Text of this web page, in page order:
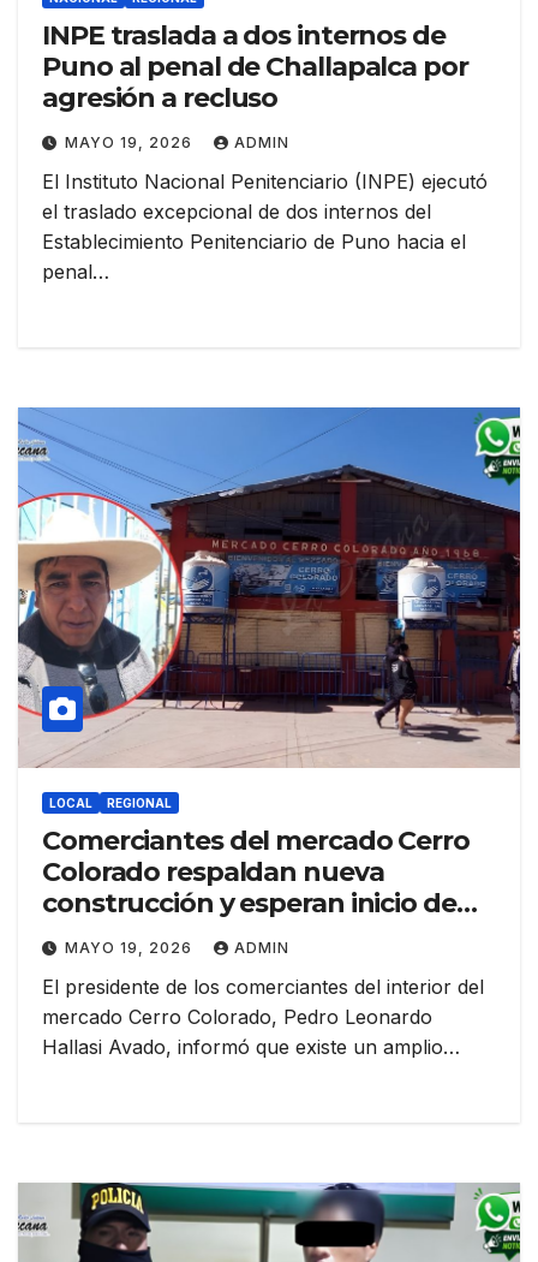
INPE traslada a dos internos de
Puno al penal de Challapalca por
agresión a recluso
MAYO 19, 2026 ADMIN
El Instituto Nacional Penitenciario (INPE) ejecutó
el traslado excepcional de dos internos del
Establecimiento Penitenciario de Puno hacia el
penal…
LOCAL REGIONAL
Comerciantes del mercado Cerro
Colorado respaldan nueva
construcción y esperan inicio de
obras en junio
MAYO 19, 2026 ADMIN
El presidente de los comerciantes del interior del
mercado Cerro Colorado, Pedro Leonardo
Hallasi Avado, informó que existe un amplio…